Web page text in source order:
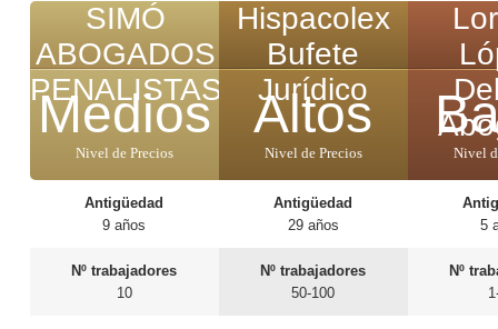
SIMÓ
ABOGADOS
PENALISTAS
Medios
Nivel de Precios
Antigüedad
9 años
Nº trabajadores
10
Hispacolex
Bufete
Jurídico
Altos
Nivel de Precios
Antigüedad
29 años
Nº trabajadores
50-100
Nivel
5
Nº